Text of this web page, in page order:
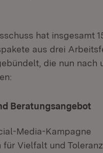
hat insgesamt
aus drei
die nun nach
Beratungsangebot
Media-Kampagne
für Vielfalt und